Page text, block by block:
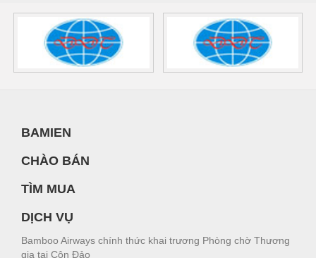
BAMIEN
CHÀO BÁN
TÌM MUA
DỊCH VỤ
Bamboo Airways chính thức khai trương Phòng chờ Thương
gia tại Côn Đảo